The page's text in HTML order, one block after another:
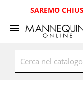
SAREMO